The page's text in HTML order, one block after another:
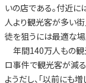
いの店である。付近に
人より観光客が多い街
徒を狙うには最適な場
年間140万人もの観
ロ事件で観光客が減る
ようだし、「以前にも